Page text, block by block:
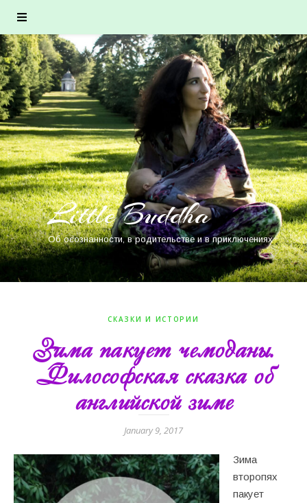
Little Buddha
Об осознанности, в родительстве и в приключениях
СКАЗКИ И ИСТОРИИ
Зима пакует чемоданы.
Философская сказка об
английской зиме
January 9, 2017
Зима
второпях
пакует